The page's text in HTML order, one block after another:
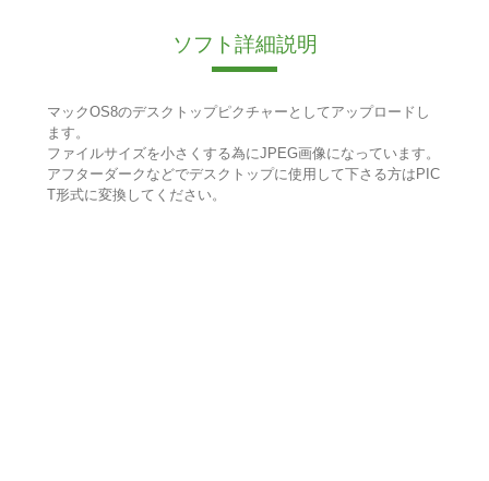
ソフト詳細説明
マックOS8のデスクトップピクチャーとしてアップロードし
ます。
ファイルサイズを小さくする為にJPEG画像になっています。
アフターダークなどでデスクトップに使用して下さる方はPIC
T形式に変換してください。